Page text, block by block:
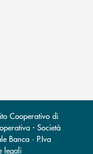
posta elettronica)
Cooperativo di
- Società
Banca · P.Iva
legali